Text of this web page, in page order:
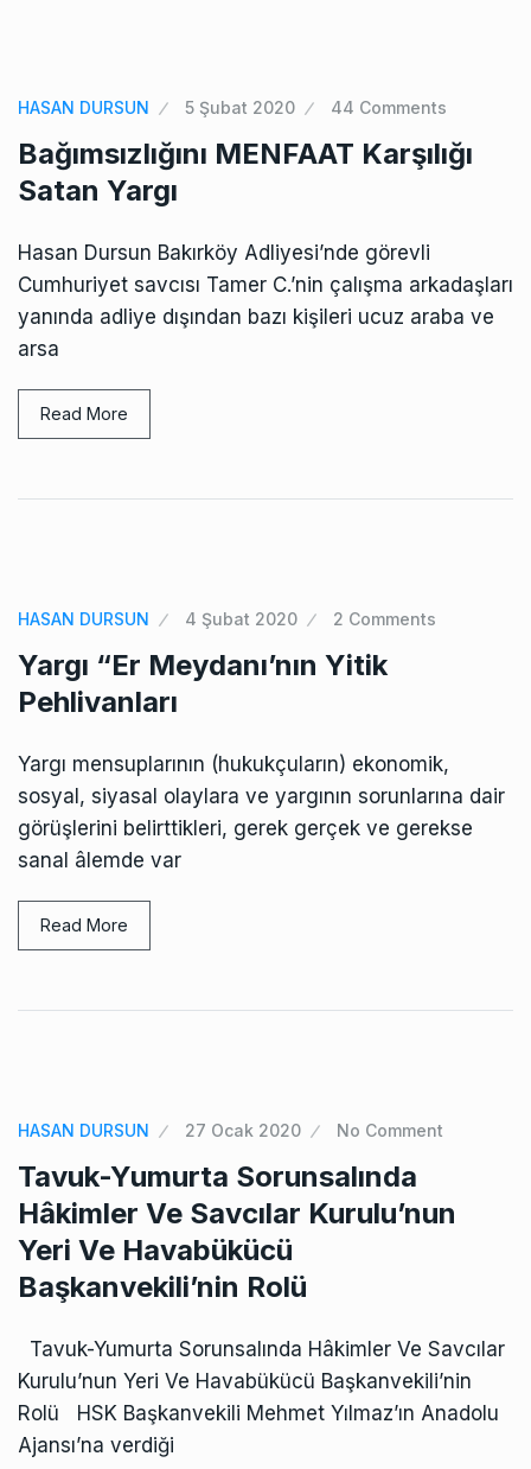
HASAN DURSUN 5 Şubat 2020 44 Comments
Bağımsızlığını MENFAAT Karşılığı
Satan Yargı
Hasan Dursun Bakırköy Adliyesi’nde görevli
Cumhuriyet savcısı Tamer C.’nin çalışma arkadaşları
yanında adliye dışından bazı kişileri ucuz araba ve
arsa
Read More
HASAN DURSUN 4 Şubat 2020 2 Comments
Yargı “Er Meydanı’nın Yitik
Pehlivanları
Yargı mensuplarının (hukukçuların) ekonomik,
sosyal, siyasal olaylara ve yargının sorunlarına dair
görüşlerini belirttikleri, gerek gerçek ve gerekse
sanal âlemde var
Read More
HASAN DURSUN 27 Ocak 2020 No Comment
Tavuk-Yumurta Sorunsalında
Hâkimler Ve Savcılar Kurulu’nun
Yeri Ve Havabükücü
Başkanvekili’nin Rolü
Tavuk-Yumurta Sorunsalında Hâkimler Ve Savcılar
Kurulu’nun Yeri Ve Havabükücü Başkanvekili’nin
Rolü HSK Başkanvekili Mehmet Yılmaz’ın Anadolu
Ajansı’na verdiği